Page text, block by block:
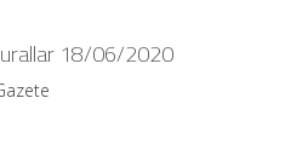
18/06/2020